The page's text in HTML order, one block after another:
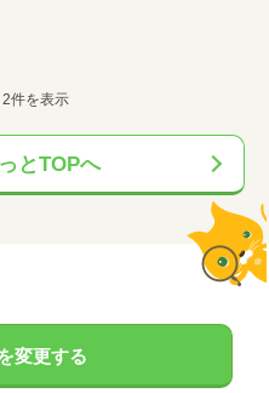
件を表示
とTOPへ
変更する